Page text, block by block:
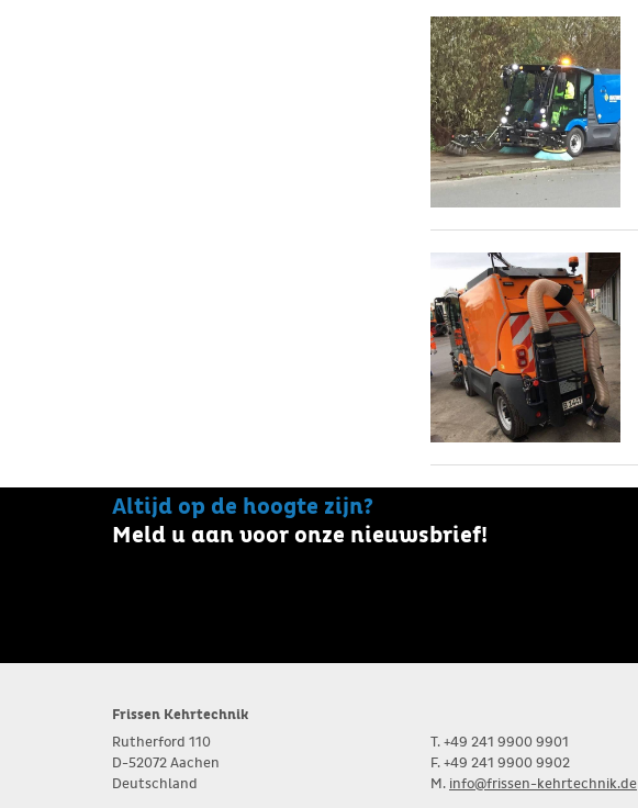
Altijd op de hoogte zijn?
Meld u aan voor onze nieuwsbrief!
Frissen Kehrtechnik
Rutherford 110
D-52072 Aachen
Deutschland
T. +49 241 9900 9901
F. +49 241 9900 9902
M. info@frissen-kehrtechnik.de